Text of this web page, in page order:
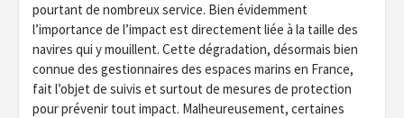
pourtant de nombreux service. Bien évidemment
l’importance de l’impact est directement liée à la taille des
navires qui y mouillent. Cette dégradation, désormais bien
connue des gestionnaires des espaces marins en France,
fait l’objet de suivis et surtout de mesures de protection
pour prévenir tout impact. Malheureusement, certaines